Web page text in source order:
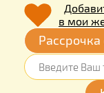
в мои
Рассрочка